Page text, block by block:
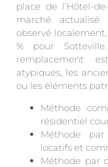
place de l’Hôtel-
marché
observé
% pour
remplacement
atypiques, les
ou les éléments
Méthode
résidentiel
Méthode
locatifs et
Méthode par